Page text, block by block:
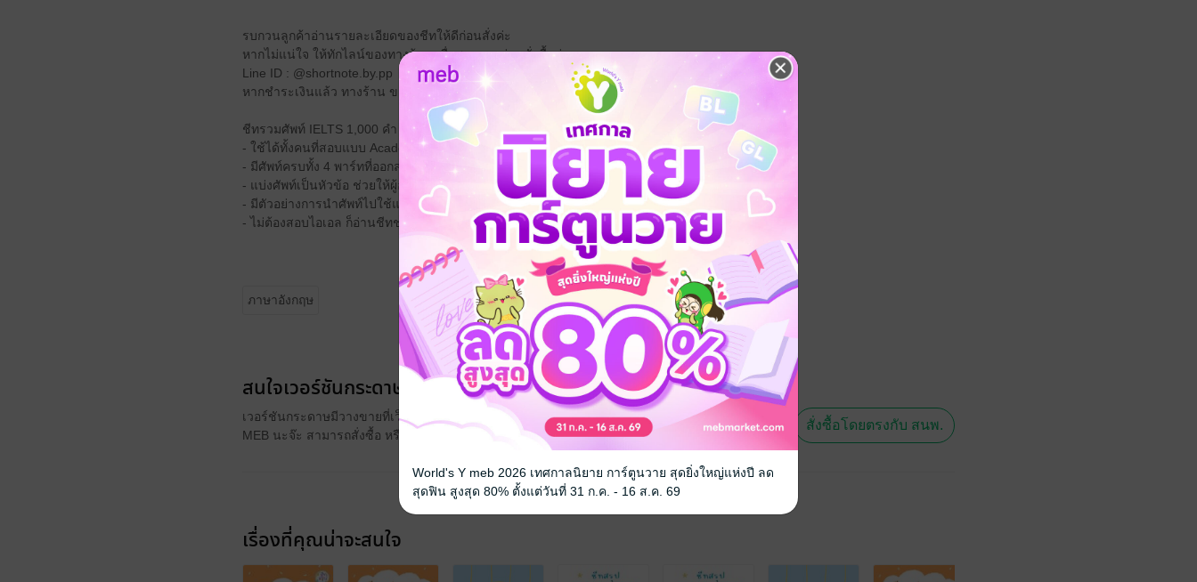
รบกวนลูกค้าอ่านรายละเอียดของชีทให้ดีก่อนสั่งค่ะ
หากไม่แน่ใจ ให้ทักไลน์ของทางร้าน เพื่อสอบถามก่อนสั่งซื้อค่ะ
Line ID : @shortnote.by.pp
หากชำระเงินแล้ว ทางร้าน ขอไม่คืนเงินทุกกรณีค่ะ
ชีทรวมศัพท์ IELTS 1,000 คำ 67 หน้า
- ใช้ได้ทั้งคนที่สอบแบบ Academic และ General Training
- มีศัพท์ครบทั้ง 4 พาร์ทที่ออกสอบ
- แบ่งศัพท์เป็นหัวข้อ ช่วยให้ผู้อ่านจำง่ายขึ้น
- มีตัวอย่างการนำศัพท์ไปใช้แต่งประโยค 600 ตัวอย่าง
- ไม่ต้องสอบไอเอล ก็อ่านชีทชุดนี้ได้
ภาษาอังกฤษ
สนใจเวอร์ชันกระดาษ เชิญทางนี้!
เวอร์ชันกระดาษมีวางขายที่เว็บไซต์สำนักพิมพ์ จะไม่มีขายโดย
MEB นะจ๊ะ สามารถสั่งซื้อ หรือติดต่อคนขายโดยตรงเลยจ้ะ
สั่งซื้อโดยตรงกับ สนพ.
เรื่องที่คุณน่าจะสนใจ
World's Y meb 2026 เทศกาลนิยาย การ์ตูนวาย สุดยิ่งใหญ่แห่งปี ลด
สุดฟิน สูงสุด 80% ตั้งแต่วันที่ 31 ก.ค. - 16 ส.ค. 69